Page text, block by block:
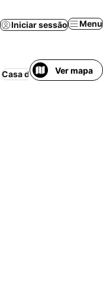
Iniciar sessão Menu
Casa de hóspedes
Ver mapa